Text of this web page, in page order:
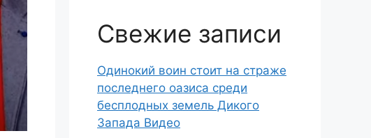
Свежие записи
Одинокий воин стоит на страже
последнего оазиса среди
бесплодных земель Дикого
Запада Видео